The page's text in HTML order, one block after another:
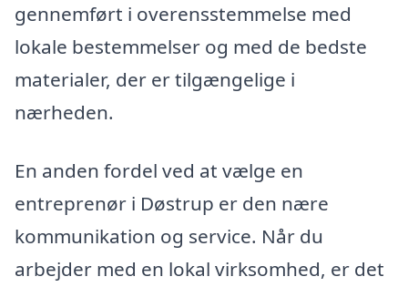
gennemført i overensstemmelse med
lokale bestemmelser og med de bedste
materialer, der er tilgængelige i
nærheden.
En anden fordel ved at vælge en
entreprenør i Døstrup er den nære
kommunikation og service. Når du
arbejder med en lokal virksomhed, er det